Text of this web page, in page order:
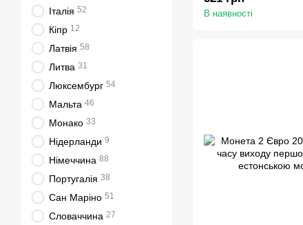
В наявності
Італія 52
Кіпр 12
Латвія 58
Литва 31
Люксембург 54
Мальта 46
Монако 33
Нідерланди 9
Німеччина 88
Португалія 38
Сан Маріно 51
Словаччина 27